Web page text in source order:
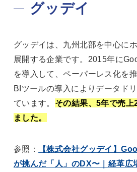
グッデイ
グッデイは、九州北部を中心に
展開する企業です。2015年に
を導入して、ペーパーレス化を
BIツールの導入によりデータド
ています。 その結果、5年で売上
ました。
参照：
【株式会社グッデイ】
が挑んだ「人」のDX〜｜経革広